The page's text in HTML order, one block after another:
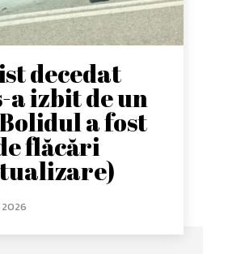
decedat
a izbit de un
a fost
flăcări
2026